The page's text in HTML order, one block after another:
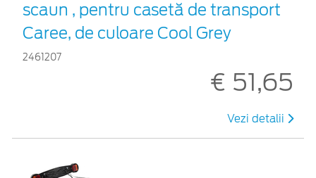
scaun , pentru casetă de transport
Caree, de culoare Cool Grey
2461207
€ 51,65
Vezi detalii